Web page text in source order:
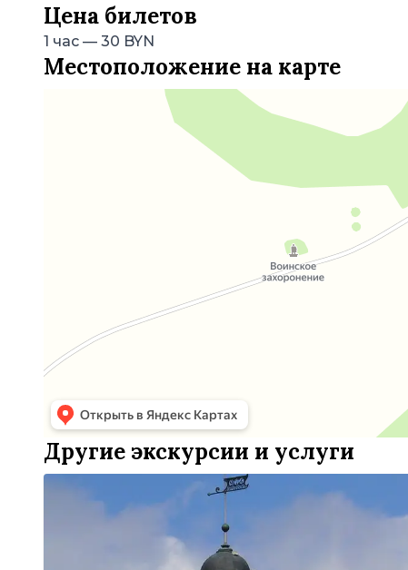
Цена билетов
1 час — 30 BYN
Местоположение на карте
Другие экскурсии и услуги